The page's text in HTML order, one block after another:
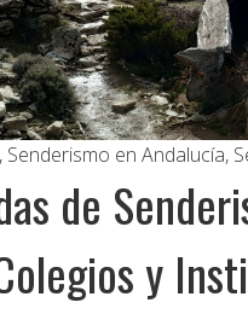
, Senderismo en Andalucía,
de
y